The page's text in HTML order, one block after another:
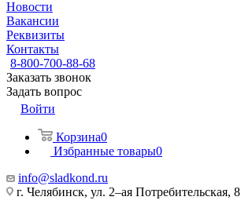
Новости
Вакансии
Реквизиты
Контакты
8-800-700-88-68
Заказать звонок
Задать вопрос
Войти
Корзина0
Избранные товары0
info@sladkond.ru
г. Челябинск, ул. 2–ая Потребительская, 8